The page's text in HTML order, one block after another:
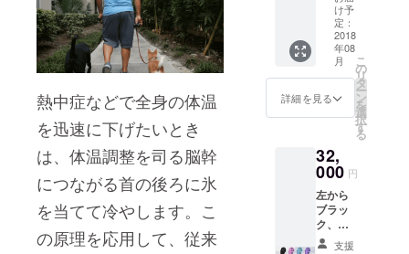
熱中症などで全身の体温
を迅速に下げたいとき
は、体温調整を司る脳幹
につながる首の後ろに氷
を当てて冷やします。こ
の原理を応用して、従来
パープ
ル内
容：blö
本体 3
個マイ
クロ
USB充
電ケー
ブル3本
料
け予
定：
2018
年08
月
詳細を見る
こ
の
リ
タ
ー
ン
を
選
択
す
る
32,
000 円
左から
ブラッ
ク、ピ
ンク、
支援